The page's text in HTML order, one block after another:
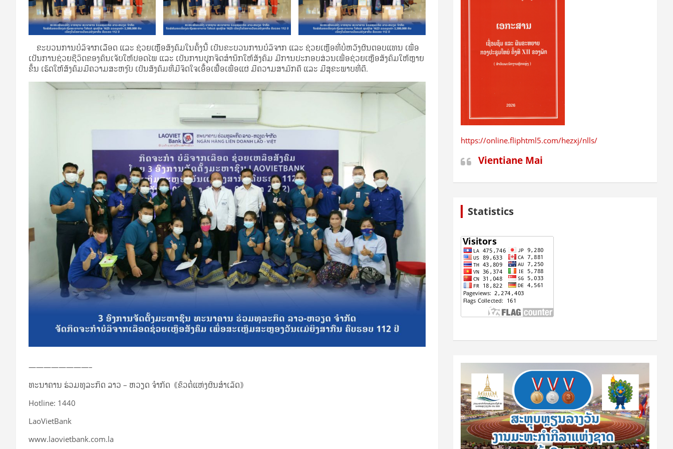
ຂະບວນການບໍລິຈາກເລືອດ ແລະ ຊ່ວຍເຫຼືຶອສັງຄົມໃນຄັ້ງນີ້ ເປັນຂະບວນການບໍລິຈາກ ແລະ ຊ່ວຍເຫຼືອທີ່ບໍ່ຫວັງຜົນຕອບແທນ ເພື່ອ
ເປັນການຊ່ວຍຊີວິດຂອງຄົນເຈັບໃຫ້ປອດໄພ ແລະ ເປັນການປູກຈິດສໍານຶກໃຫ້ສັງຄົມ ມີການປະກອບສ່ວນເພື່ອຊ່ວຍເຫຼືອສັງຄົມໃຫ້ຫຼາຍ
ຂຶ້ນ ເຮັດໃຫ້ສັງຄົມມີຄວາມສະຫງົບ ເປັນສັງຄົມທີ່ມີຈິດໃຈເອື້ອເຟື້ອເພື່ອແຜ່ ມີຄວາມສາມັກຄີ ແລະ ມີສຸຂະພາບທີ່ດີ.
————————–
ທະນາຄານ ຮ່ວມທຸລະກິດ ລາວ – ຫວຽດ ຈໍາກັດ｟ຂົວຕໍ່ແຫ່ງຜົນສໍາເລັດ｠
Hotline: 1440
LaoVietBank
www.laovietbank.com.la
https://online.fliphtml5.com/hezxj/nlls/
Vientiane Mai
Statistics